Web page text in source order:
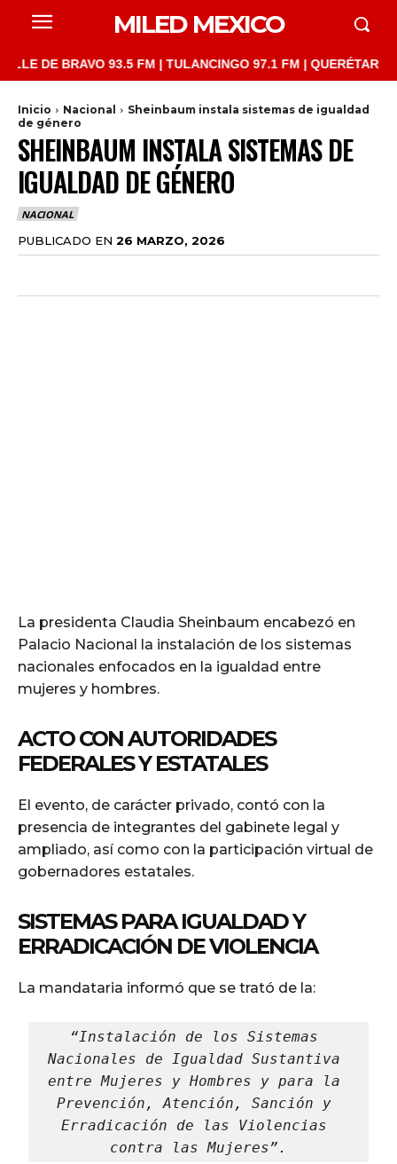
MILED MEXICO
BRAVO 93.5 FM | TULANCINGO 97.1 FM | QUERÉTARO
Inicio Nacional
Sheinbaum instala sistemas de igualdad
de género
SHEINBAUM INSTALA SISTEMAS DE
IGUALDAD DE GÉNERO
NACIONAL
PUBLICADO EN 26 MARZO, 2026
La presidenta Claudia Sheinbaum encabezó en
Palacio Nacional la instalación de los sistemas
nacionales enfocados en la igualdad entre
mujeres y hombres.
ACTO CON AUTORIDADES
FEDERALES Y ESTATALES
El evento, de carácter privado, contó con la
presencia de integrantes del gabinete legal y
ampliado, así como con la participación virtual de
gobernadores estatales.
SISTEMAS PARA IGUALDAD Y
ERRADICACIÓN DE VIOLENCIA
La mandataria informó que se trató de la:
“Instalación de los Sistemas
Nacionales de Igualdad Sustantiva
entre Mujeres y Hombres y para la
Prevención, Atención, Sanción y
Erradicación de las Violencias
contra las Mujeres”.